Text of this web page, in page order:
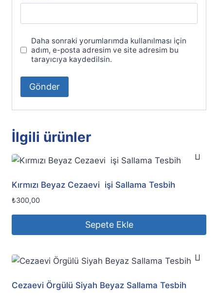
Daha sonraki yorumlarımda kullanılması için
adım, e-posta adresim ve site adresim bu
tarayıcıya kaydedilsin.
İlgili ürünler
Kırmızı Beyaz Cezaevi işi Sallama Tesbih
₺300,00
Sepete Ekle
Cezaevi Örgülü Siyah Beyaz Sallama Tesbih